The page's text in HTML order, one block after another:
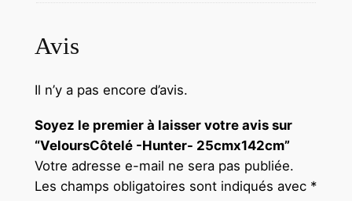
Avis
Il n’y a pas encore d’avis.
Soyez le premier à laisser votre avis sur
“VeloursCôtelé -Hunter- 25cmx142cm”
Votre adresse e-mail ne sera pas publiée.
Les champs obligatoires sont indiqués avec *